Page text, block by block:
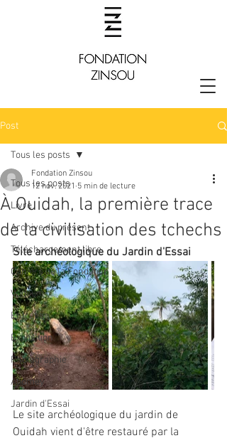
Post
Tous les posts
Livre
Archive du présent
Téléchargement libre
Cahiers de la Fondation
Vodoun
Entretien
Exposition
Photographie
Abomey
Jardin d'Essai
Tous les posts
À Ouidah, la première trace
de la civilisation des tchechs
Fondation Zinsou
12 nov. 2021 5 min de lecture
Site archéologique du Jardin d'Essai
Le site archéologique du jardin de
Ouidah vient d'être restauré par la